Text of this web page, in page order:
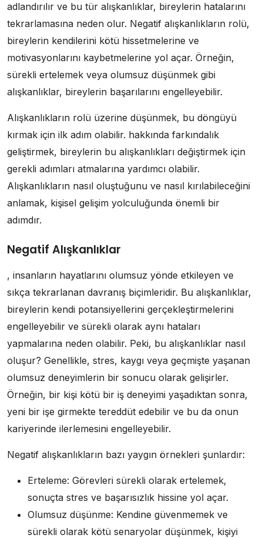
adlandırılır ve bu tür alışkanlıklar, bireylerin hatalarını
tekrarlamasına neden olur. Negatif alışkanlıkların rolü,
bireylerin kendilerini kötü hissetmelerine ve
motivasyonlarını kaybetmelerine yol açar. Örneğin,
sürekli ertelemek veya olumsuz düşünmek gibi
alışkanlıklar, bireylerin başarılarını engelleyebilir.
Alışkanlıkların rolü üzerine düşünmek, bu döngüyü
kırmak için ilk adım olabilir. hakkında farkındalık
geliştirmek, bireylerin bu alışkanlıkları değiştirmek için
gerekli adımları atmalarına yardımcı olabilir.
Alışkanlıkların nasıl oluştuğunu ve nasıl kırılabileceğini
anlamak, kişisel gelişim yolculuğunda önemli bir
adımdır.
Negatif Alışkanlıklar
, insanların hayatlarını olumsuz yönde etkileyen ve
sıkça tekrarlanan davranış biçimleridir. Bu alışkanlıklar,
bireylerin kendi potansiyellerini gerçekleştirmelerini
engelleyebilir ve sürekli olarak aynı hataları
yapmalarına neden olabilir. Peki, bu alışkanlıklar nasıl
oluşur? Genellikle, stres, kaygı veya geçmişte yaşanan
olumsuz deneyimlerin bir sonucu olarak gelişirler.
Örneğin, bir kişi kötü bir iş deneyimi yaşadıktan sonra,
yeni bir işe girmekte tereddüt edebilir ve bu da onun
kariyerinde ilerlemesini engelleyebilir.
Negatif alışkanlıkların bazı yaygın örnekleri şunlardır:
Erteleme: Görevleri sürekli olarak ertelemek,
sonuçta stres ve başarısızlık hissine yol açar.
Olumsuz düşünme: Kendine güvenmemek ve
sürekli olarak kötü senaryolar düşünmek, kişiyi